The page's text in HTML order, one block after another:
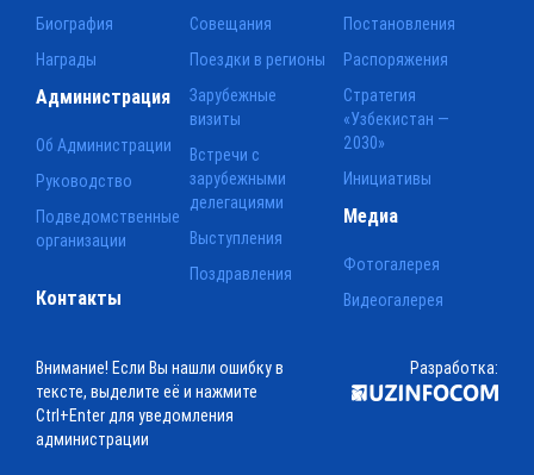
Биография
Награды
Совещания
Поездки в регионы
Зарубежные
визиты
Встречи с
зарубежными
делегациями
Выступления
Поздравления
Постановления
Распоряжения
Стратегия
«Узбекистан —
2030»
Инициативы
Администрация
Об Администрации
Руководство
Подведомственные
организации
Медиа
Фотогалерея
Видеогалерея
Контакты
Внимание! Если Вы нашли ошибку в
тексте, выделите её и нажмите
Ctrl+Enter для уведомления
администрации
Разработка: